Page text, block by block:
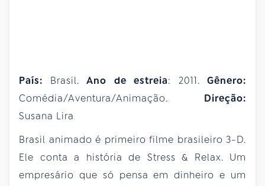
País: Brasil. Ano de estreia: 2011. Gênero:
Comédia/Aventura/Animação. Direção:
Susana Lira
Brasil animado é primeiro filme brasileiro 3-D.
Ele conta a história de Stress & Relax. Um
empresário que só pensa em dinheiro e um